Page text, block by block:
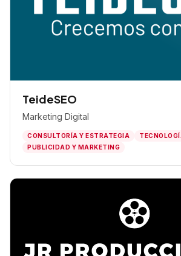
TeideSEO
Marketing Digital
CONSULTORÍA Y ESTRATEGIA
PUBLICIDAD Y MARKETING